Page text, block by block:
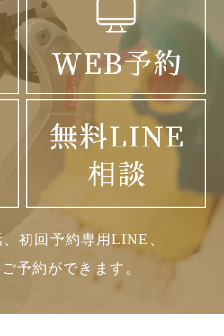
初回予約専用LINE、
予約ができます。